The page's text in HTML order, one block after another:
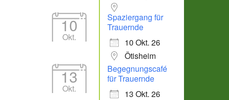
10
Okt.
Spaziergang für
Trauernde
10 Okt. 26
Ötisheim
13
Okt.
Begegnungscafé
für Trauernde
13 Okt. 26